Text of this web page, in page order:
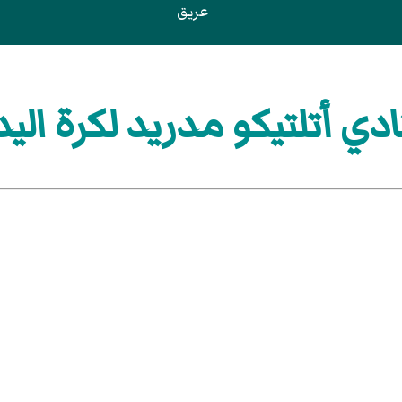
عريق
أتلتيكو مدريد لكرة